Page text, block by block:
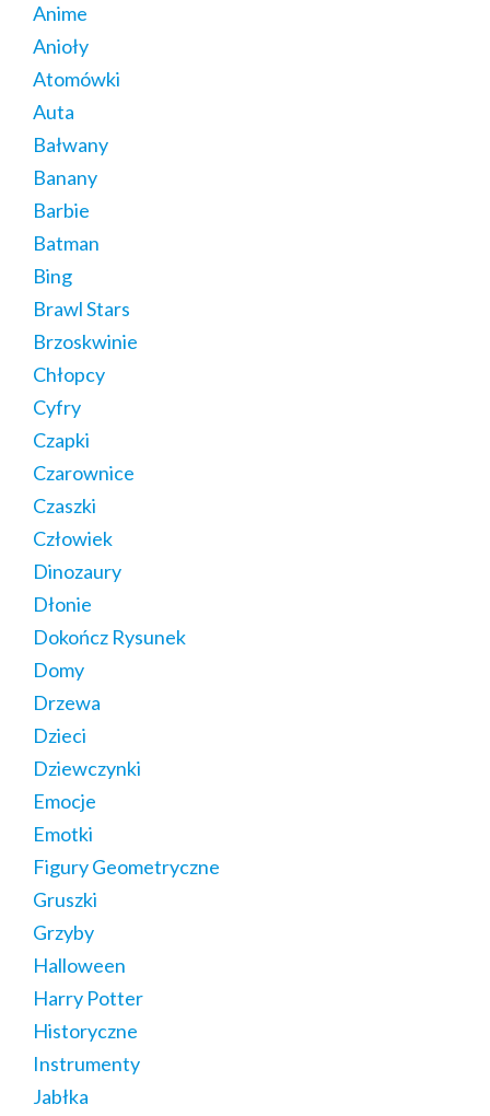
Anime
Anioły
Atomówki
Auta
Bałwany
Banany
Barbie
Batman
Bing
Brawl Stars
Brzoskwinie
Chłopcy
Cyfry
Czapki
Czarownice
Czaszki
Człowiek
Dinozaury
Dłonie
Dokończ Rysunek
Domy
Drzewa
Dzieci
Dziewczynki
Emocje
Emotki
Figury Geometryczne
Gruszki
Grzyby
Halloween
Harry Potter
Historyczne
Instrumenty
Jabłka